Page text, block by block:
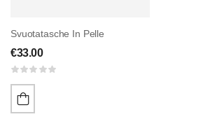
Svuotatasche In Pelle
€33.00